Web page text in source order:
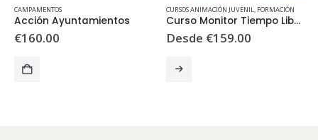
CAMPAMENTOS
Acción Ayuntamientos
€160.00
CURSOS ANIMACIÓN JUVENIL, FORMACIÓN
Curso Monitor Tiempo Libre Oficial
Desde €159.00